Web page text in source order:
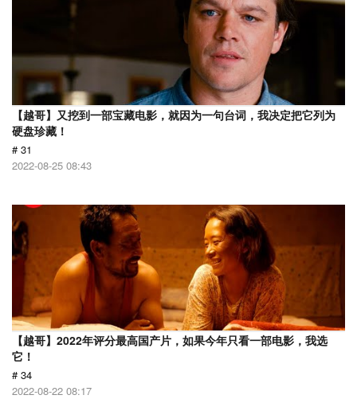
【越哥】又挖到一部宝藏电影，就因为一句台词，我决定把它列为
硬盘珍藏！
# 31
2022-08-25 08:43
【越哥】2022年评分最高国产片，如果今年只看一部电影，我选
它！
# 34
2022-08-22 08:17